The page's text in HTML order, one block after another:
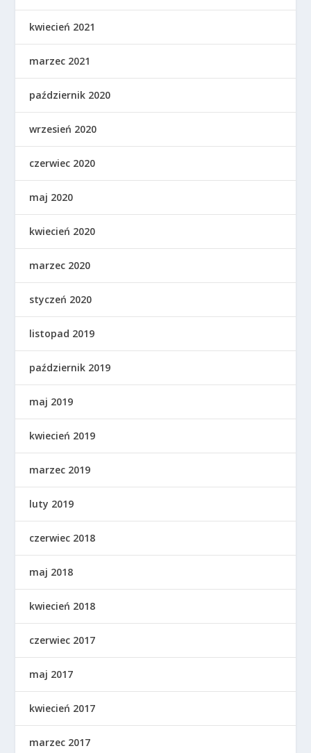
kwiecień 2021
marzec 2021
październik 2020
wrzesień 2020
czerwiec 2020
maj 2020
kwiecień 2020
marzec 2020
styczeń 2020
listopad 2019
październik 2019
maj 2019
kwiecień 2019
marzec 2019
luty 2019
czerwiec 2018
maj 2018
kwiecień 2018
czerwiec 2017
maj 2017
kwiecień 2017
marzec 2017